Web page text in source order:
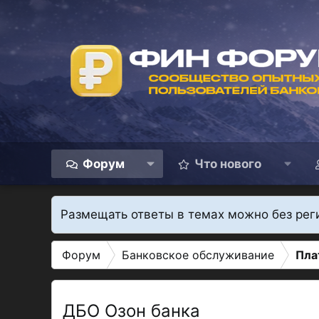
Форум Что нового
Размещать ответы в темах можно без
Форум Банковское обслуживание
ДБО Озон банка